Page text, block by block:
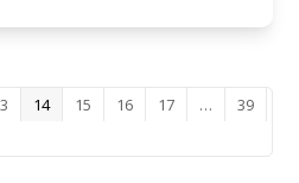
Page
14 Page
15 Page
16 Page
17 … Page
39